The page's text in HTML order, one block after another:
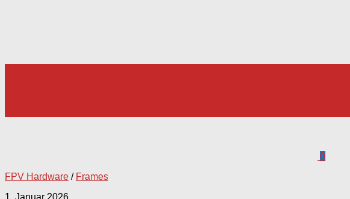
0
FPV Hardware / Frames
1. Januar 2026